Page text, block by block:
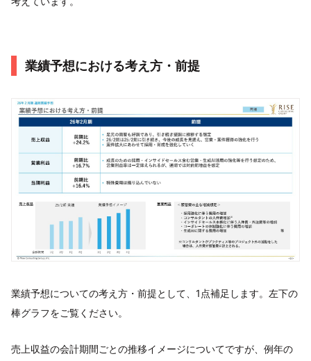
業績予想における考え方・前提
業績予想についての考え方・前提として、1点補足します。左下の
棒グラフをご覧ください。
売上収益の会計期間ごとの推移イメージについてですが、例年の